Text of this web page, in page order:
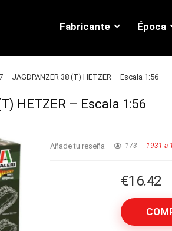
Fabricante Época
– JAGDPANZER 38 (T) HETZER – Escala 1:56
HETZER – Escala 1:56
Añade tu reseña 173 1931 a
€16.42